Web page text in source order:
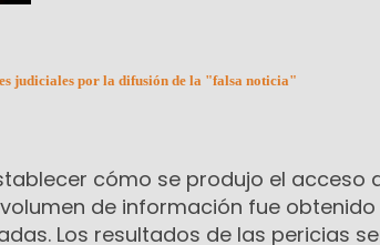
judiciales por la difusión de la "falsa noticia"
cómo se produjo el acceso
de información fue
Los resultados de las pericias